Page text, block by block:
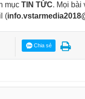
mục TIN TỨC. Mọi bài
(
Chia sẻ